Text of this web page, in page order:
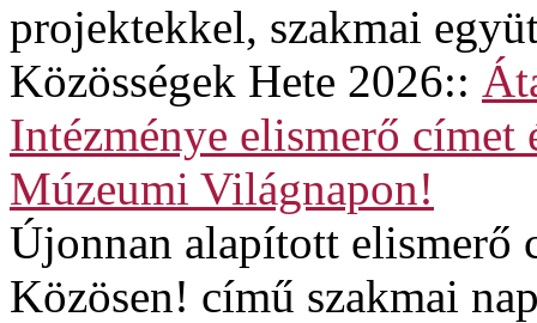
projektekkel, szakmai
Közösségek Hete 2026::
Intézménye elismerő címet
Múzeumi Világnapon!
Újonnan alapított elismerő
Közösen! című szakmai